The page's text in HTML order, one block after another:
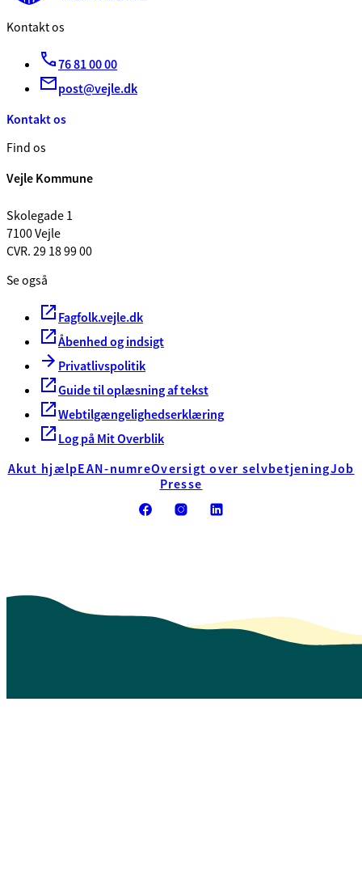
Kontakt os
76 81 00 00
post@vejle.dk
Kontakt os
Find os
Vejle Kommune
Skolegade 1
7100 Vejle
CVR. 29 18 99 00
Se også
Fagfolk.vejle.dk
Åbenhed og indsigt
Privatlivspolitik
Guide til oplæsning af tekst
Webtilgængelighedserklæring
Log på Mit Overblik
Akut hjælpEAN-numreOversigt over selvbetjeningJob
Presse